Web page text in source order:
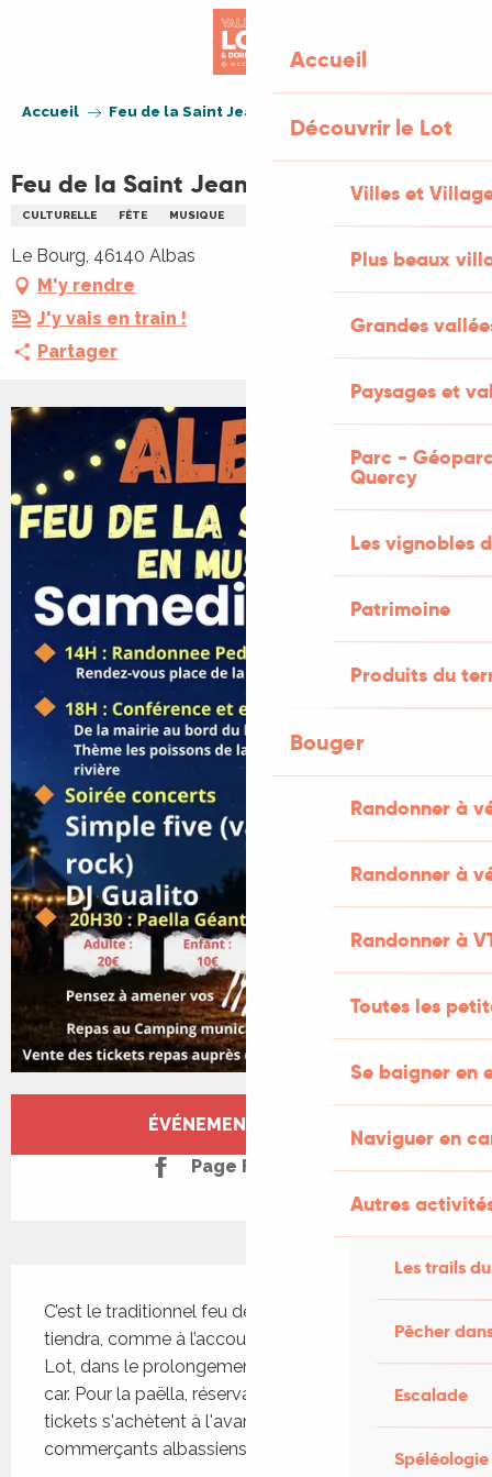
Accueil
Découvrir le Lot
Villes et
Plus beaux
Grandes
Paysages et
Parc -
Quercy
Les vignobles
Patrimoine
Produits du
Bouger
Randonner à
Randonner à
Randonner à
Toutes les
Se baigner en
Naviguer en
Autres
Les trails
Pêcher
Escalade
Spéléologie
Accueil Feu de la Saint Jean à Albas
Feu de la Saint Jean à Albas
CULTURELLE FÊTE MUSIQUE
Le Bourg, 46140 Albas
M'y rendre
J'y vais en train !
Partager
Ouverture et coordonnées
ÉVÉNEMENT TERMINÉ
Page Facebook
C’est le traditionnel feu de la Saint-Jean qui se
tiendra, comme à l’accoutumée, sur les berges du
Lot, dans le prolongement de l’aire de camping-
car. Pour la paëlla, réservation obligatoire. Les
tickets s'achètent à l'avance auprès des
commerçants albassiens.